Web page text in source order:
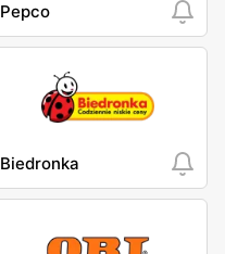
Pepco
Biedronka